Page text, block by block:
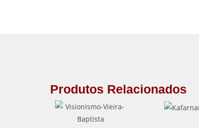
Produtos Relacionados